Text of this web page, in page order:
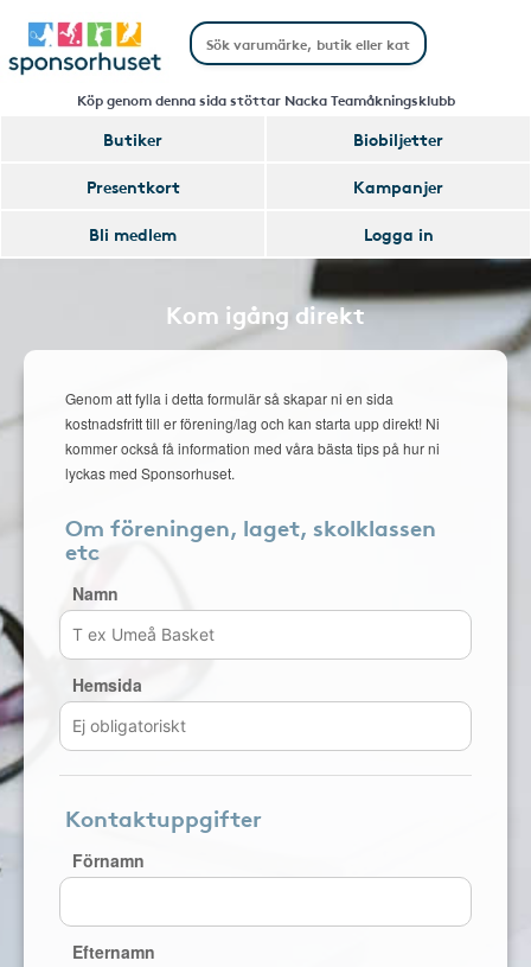
Köp genom denna sida stöttar Nacka Teamåkningsklubb
Butiker
Biobiljetter
Presentkort
Kampanjer
Bli medlem
Logga in
Kom igång direkt
Genom att fylla i detta formulär så skapar ni en sida
kostnadsfritt till er förening/lag och kan starta upp direkt! Ni
kommer också få information med våra bästa tips på hur ni
lyckas med Sponsorhuset.
Om föreningen, laget, skolklassen
etc
Namn
Hemsida
Kontaktuppgifter
Förnamn
Efternamn